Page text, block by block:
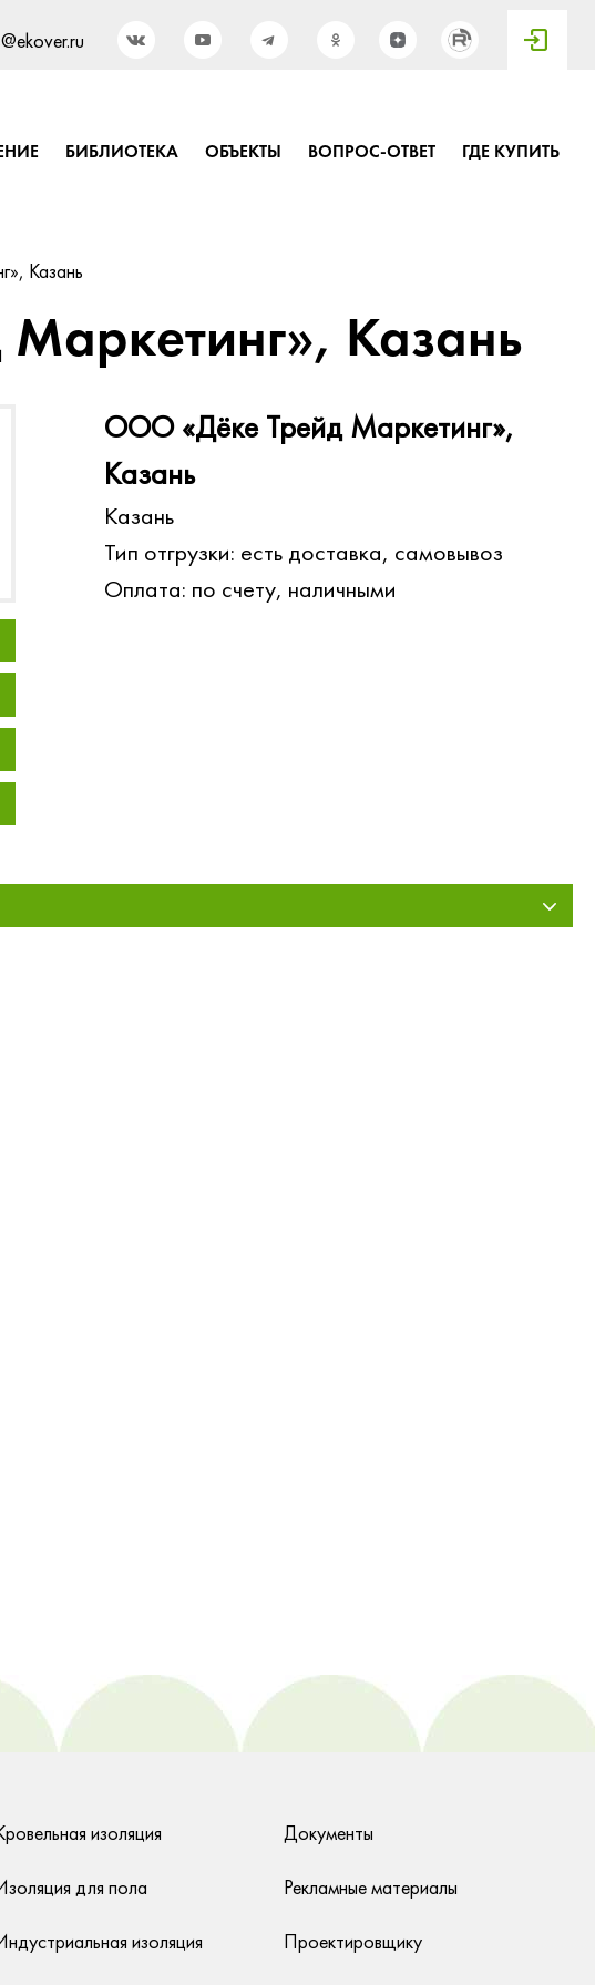
БИБЛИОТЕКА ОБЪЕКТЫ ВОПРОС-ОТВЕТ ГДЕ КУПИТЬ
Казань
Казань
ООО «Дёке Трейд Маркетинг»,
Казань
Казань
Тип отгрузки: есть доставка, самовывоз
Оплата: по счету, наличными
изоляция Документы
для пола Рекламные материалы
изоляция Проектировщику